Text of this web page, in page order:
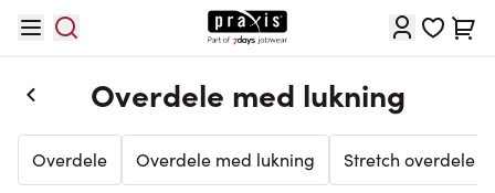
Cart
Overdele med lukning
Overdele Overdele med lukning Stretch overdele